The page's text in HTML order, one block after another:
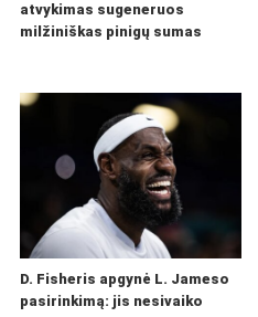
atvykimas sugeneruos
milžiniškas pinigų sumas
D. Fisheris apgynė L. Jameso
pasirinkimą: jis nesivaiko